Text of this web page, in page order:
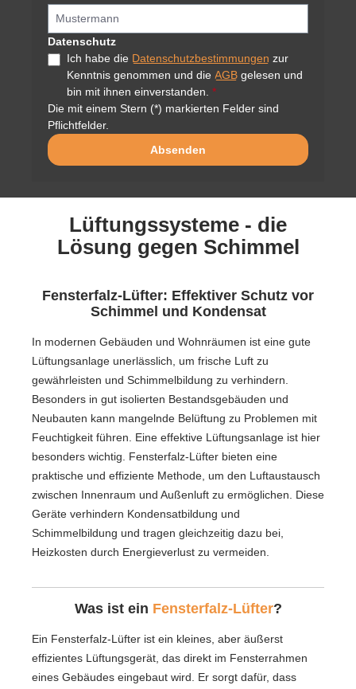
Datenschutz
Ich habe die Datenschutzbestimmungen zur
Kenntnis genommen und die AGB gelesen und
bin mit ihnen einverstanden. *
Die mit einem Stern (*) markierten Felder sind
Pflichtfelder.
Absenden
Lüftungssysteme - die
Lösung gegen Schimmel
Fensterfalz-Lüfter: Effektiver Schutz vor
Schimmel und Kondensat
In modernen Gebäuden und Wohnräumen ist eine gute
Lüftungsanlage unerlässlich, um frische Luft zu
gewährleisten und Schimmelbildung zu verhindern.
Besonders in gut isolierten Bestandsgebäuden und
Neubauten kann mangelnde Belüftung zu Problemen mit
Feuchtigkeit führen. Eine effektive Lüftungsanlage ist hier
besonders wichtig. Fensterfalz-Lüfter bieten eine
praktische und effiziente Methode, um den Luftaustausch
zwischen Innenraum und Außenluft zu ermöglichen. Diese
Geräte verhindern Kondensatbildung und
Schimmelbildung und tragen gleichzeitig dazu bei,
Heizkosten durch Energieverlust zu vermeiden.
Was ist ein Fensterfalz-Lüfter?
Ein Fensterfalz-Lüfter ist ein kleines, aber äußerst
effizientes Lüftungsgerät, das direkt im Fensterrahmen
eines Gebäudes eingebaut wird. Er sorgt dafür, dass